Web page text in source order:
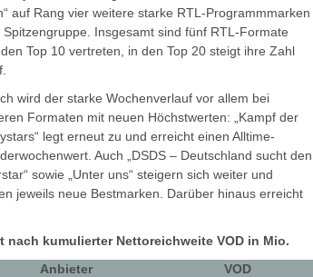
auf Rang vier weitere starke RTL-Programmmarken
Spitzengruppe. Insgesamt sind fünf RTL-Formate
Top 10 vertreten, in den Top 20 steigt ihre Zahl
wird der starke Wochenverlauf vor allem bei
Formaten mit neuen Höchstwerten: „Kampf der
legt erneut zu und erreicht einen Alltime-
Auch „DSDS – Deutschland sucht den
sowie „Unter uns“ steigern sich weiter und
jeweils neue Bestmarken. Darüber hinaus erreicht
nach kumulierter Nettoreichweite VOD in Mio.
Anbieter
VOD